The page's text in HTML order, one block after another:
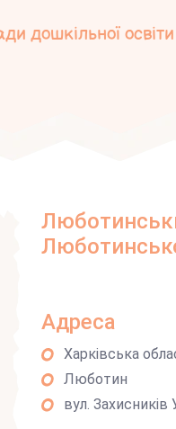
дошкільної освіти
Адреса
Харківська
Люботин
вул. Захисників